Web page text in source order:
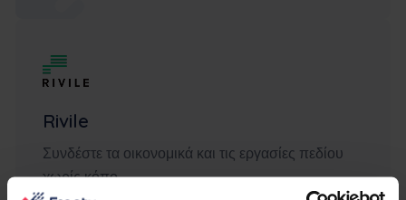
Rivile
Συνδέστε τα οικονομικά και τις εργασίες πεδίου
χωρίς κόπο